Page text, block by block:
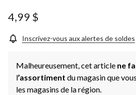
4,99 $
Inscrivez-vous aux alertes de soldes
Malheureusement, cet article ne
l’assortiment du magasin que
les magasins de la région.